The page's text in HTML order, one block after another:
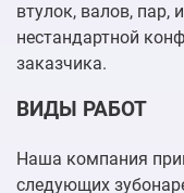
втулок, валов, пар,
нестандартной
заказчика.
ВИДЫ РАБОТ
Наша компания
следующих